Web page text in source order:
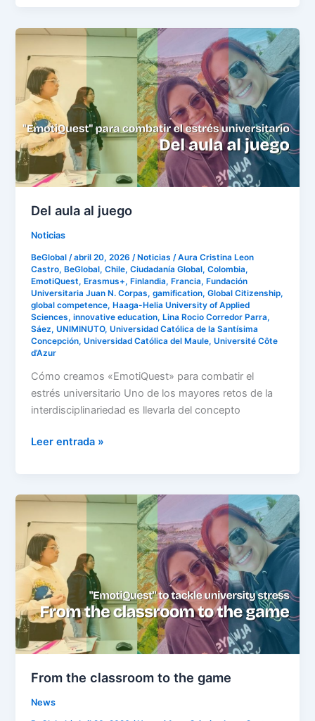
Del aula al juego
Noticias
BeGlobal /abril 20, 2026 /Noticias /Aura Cristina Leon
Castro,BeGlobal,Chile,Ciudadanía Global,Colombia,
EmotiQuest,Erasmus+,Finlandia,Francia,Fundación
Universitaria Juan N. Corpas,gamification,Global Citizenship,
global competence,Haaga-Helia University of Applied
Sciences,innovative education,Lina Rocio Corredor Parra,
Sáez,UNIMINUTO,Universidad Católica de la Santísima
Concepción,Universidad Católica del Maule,Université Côte
d’Azur
Cómo creamos «EmotiQuest» para combatir el
estrés universitario Uno de los mayores retos de la
interdisciplinariedad es llevarla del concepto
Del
aula
al
juego
Leer entrada »
From the classroom to the game
News
From
the
classroom
to
the
game